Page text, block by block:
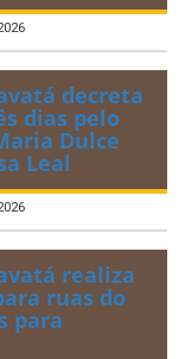
decreta
dias pelo
Dulce
Leal
realiza
ruas do
para